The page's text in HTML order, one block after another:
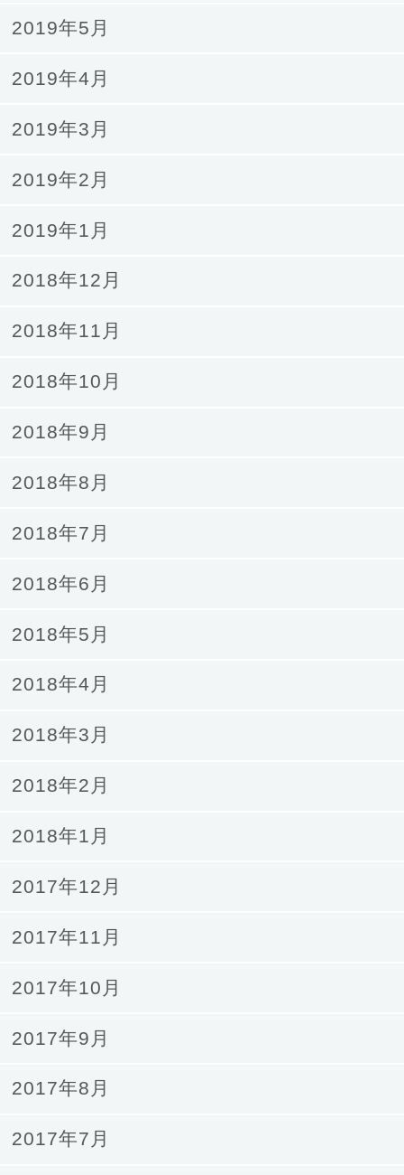
2019年5月
2019年4月
2019年3月
2019年2月
2019年1月
2018年12月
2018年11月
2018年10月
2018年9月
2018年8月
2018年7月
2018年6月
2018年5月
2018年4月
2018年3月
2018年2月
2018年1月
2017年12月
2017年11月
2017年10月
2017年9月
2017年8月
2017年7月